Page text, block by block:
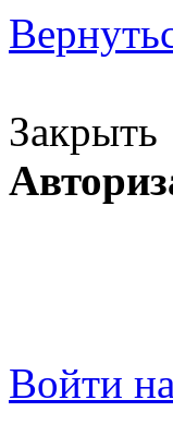
Закрыть
Войти